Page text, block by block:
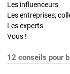
Les influenceurs
Les entreprises,
Les experts
Vous !
12 conseils pour